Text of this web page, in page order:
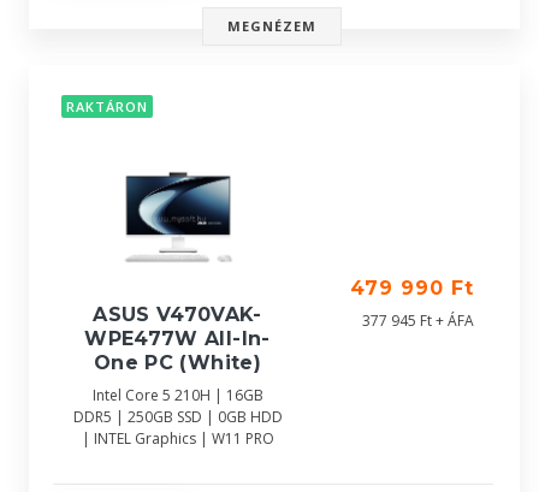
MEGNÉZEM
RAKTÁRON
ASUS V470VAK-
WPE477W All-In-
One PC (White)
Intel Core 5 210H | 16GB
DDR5 | 250GB SSD | 0GB HDD
| INTEL Graphics | W11 PRO
479 990 Ft
377 945 Ft + ÁFA